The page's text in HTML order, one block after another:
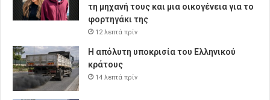
τη μηχανή τους και μια οικογένεια για το
φορτηγάκι της
12 λεπτά πρίν
Η απόλυτη υποκρισία του Ελληνικού
κράτους
14 λεπτά πρίν